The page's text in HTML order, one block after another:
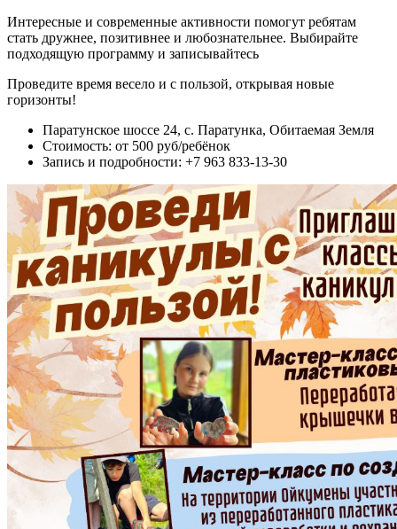
Интересные и современные активности помогут ребятам
стать дружнее, позитивнее и любознательнее. Выбирайте
подходящую программу и записывайтесь
Проведите время весело и с пользой, открывая новые
горизонты!
Паратунское шоссе 24, с. Паратунка, Обитаемая Земля
Стоимость: от 500 руб/ребёнок
Запись и подробности: +7 963 833-13-30